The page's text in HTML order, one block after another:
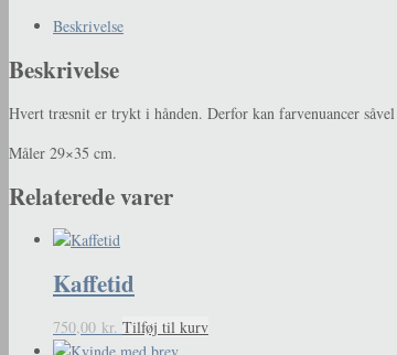
Beskrivelse
Beskrivelse
Hvert træsnit er trykt i hånden. Derfor kan farvenuancer
Måler 29×35 cm.
Relaterede varer
Kaffetid
750,00 kr. Tilføj til kurv